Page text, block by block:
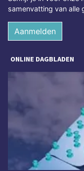
samenvatting van alle
Aanmelden
ONLINE DAGBLADEN